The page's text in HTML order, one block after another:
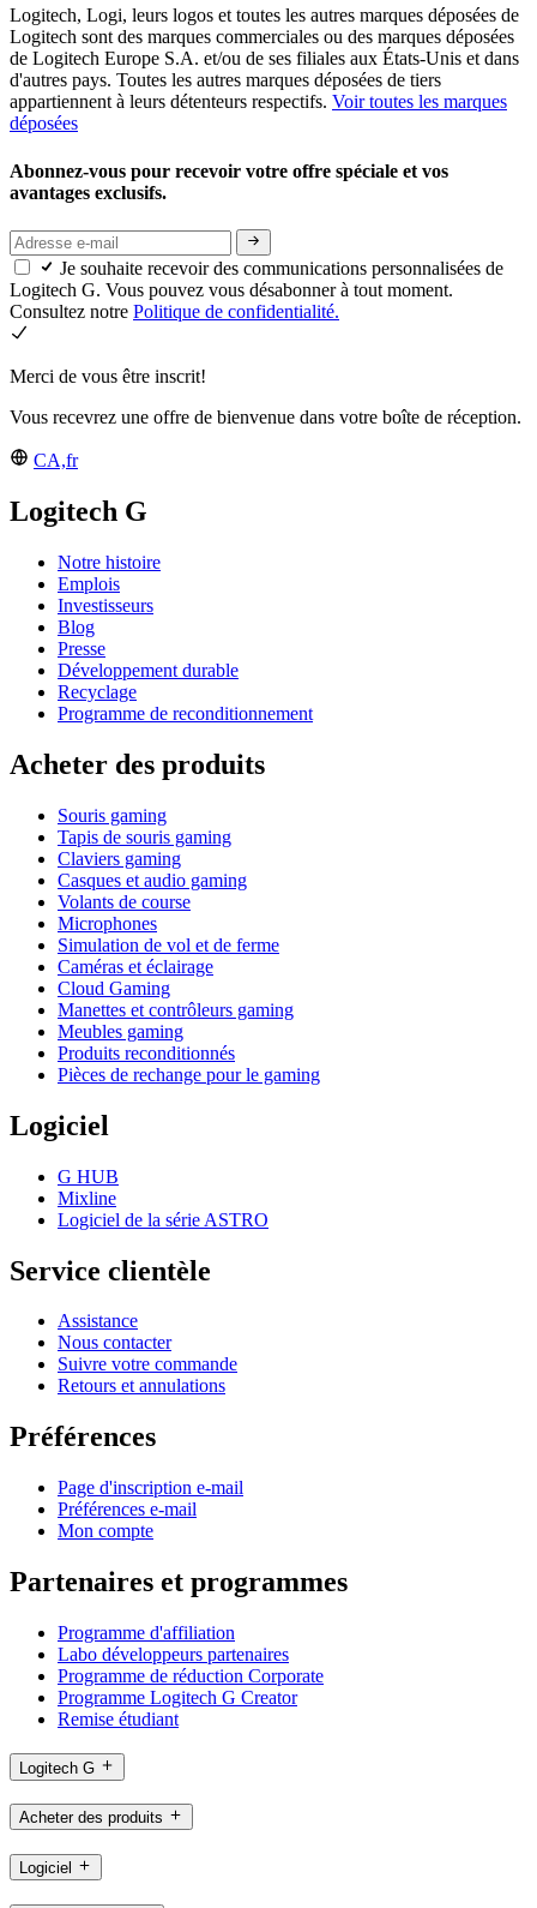
Logitech, Logi, leurs logos et toutes les autres marques déposées de
Logitech sont des marques commerciales ou des marques déposées
de Logitech Europe S.A. et/ou de ses filiales aux États-Unis et dans
d'autres pays. Toutes les autres marques déposées de tiers
appartiennent à leurs détenteurs respectifs. Voir toutes les marques
déposées
Abonnez-vous pour recevoir votre offre spéciale et vos
avantages exclusifs.
Je souhaite recevoir des communications personnalisées de
Logitech G. Vous pouvez vous désabonner à tout moment.
Consultez notre Politique de confidentialité.
Merci de vous être inscrit!
Vous recevrez une offre de bienvenue dans votre boîte de réception.
CA,fr
Logitech G
Notre histoire
Emplois
Investisseurs
Blog
Presse
Développement durable
Recyclage
Programme de reconditionnement
Acheter des produits
Souris gaming
Tapis de souris gaming
Claviers gaming
Casques et audio gaming
Volants de course
Microphones
Simulation de vol et de ferme
Caméras et éclairage
Cloud Gaming
Manettes et contrôleurs gaming
Meubles gaming
Produits reconditionnés
Pièces de rechange pour le gaming
Logiciel
G HUB
Mixline
Logiciel de la série ASTRO
Service clientèle
Assistance
Nous contacter
Suivre votre commande
Retours et annulations
Préférences
Page d'inscription e-mail
Préférences e-mail
Mon compte
Partenaires et programmes
Programme d'affiliation
Labo développeurs partenaires
Programme de réduction Corporate
Programme Logitech G Creator
Remise étudiant
Logitech G
Acheter des produits
Logiciel